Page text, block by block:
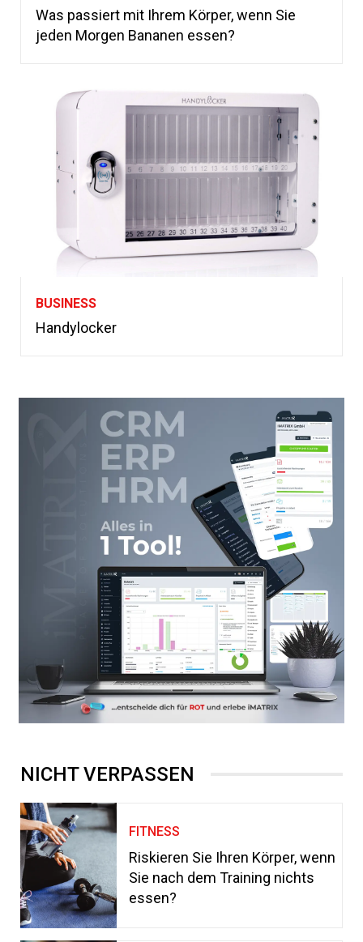
Was passiert mit Ihrem Körper, wenn Sie
jeden Morgen Bananen essen?
BUSINESS
Handylocker
NICHT VERPASSEN
FITNESS
Riskieren Sie Ihren Körper, wenn
Sie nach dem Training nichts
essen?